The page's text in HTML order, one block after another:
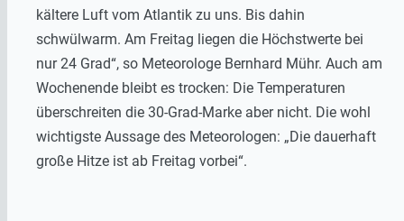
kältere Luft vom Atlantik zu uns. Bis dahin
schwülwarm. Am Freitag liegen die Höchstwerte bei
nur 24 Grad“, so Meteorologe Bernhard Mühr. Auch am
Wochenende bleibt es trocken: Die Temperaturen
überschreiten die 30-Grad-Marke aber nicht. Die wohl
wichtigste Aussage des Meteorologen: „Die dauerhaft
große Hitze ist ab Freitag vorbei“.